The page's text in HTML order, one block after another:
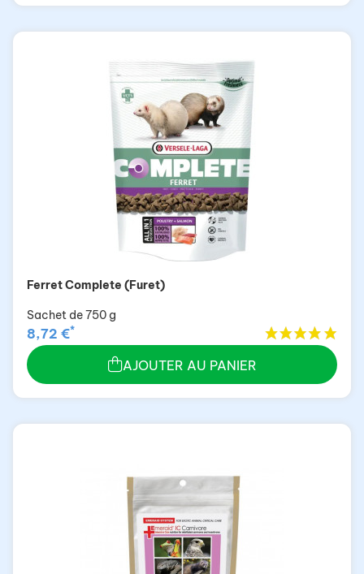
Ferret Complete (Furet)
Sachet de 750 g
8,72 €*
AJOUTER AU PANIER